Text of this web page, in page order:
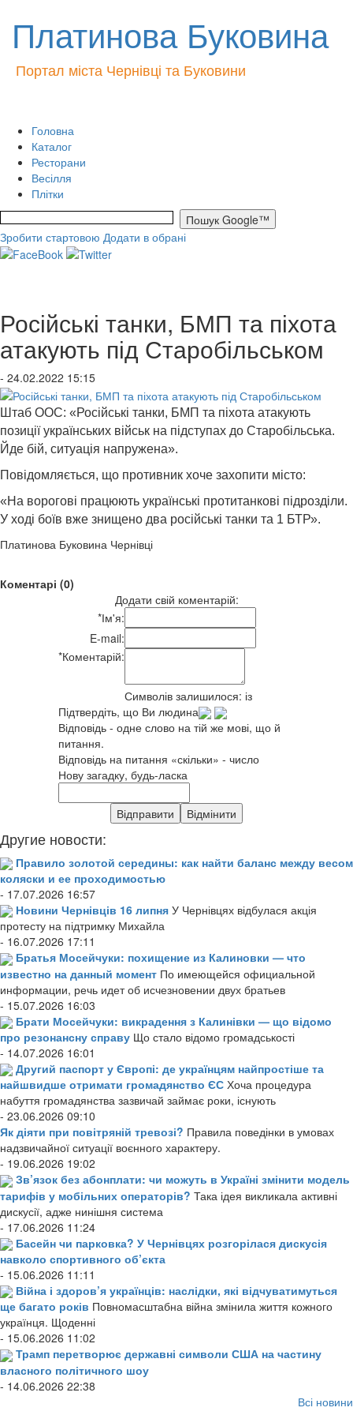
Платинова Буковина
Портал міста Чернівці та Буковини
Головна
Каталог
Ресторани
Весілля
Плітки
Зробити стартовою Додати в обрані
Російські танки, БМП та піхота
атакують під Старобільськом
- 24.02.2022 15:15
Штаб ООС: «Російські танки, БМП та піхота атакують
позиції українських військ на підступах до Старобільська.
Йде бій, ситуація напружена».
Повідомляється, що противник хоче захопити місто:
«На ворогові працюють українські протитанкові підрозділи.
У ході боїв вже знищено два російські танки та 1 БТР».
Платинова Буковина Чернівці
Коментарі (0)
Додати свій коментарій:
*Ім'я:
E-mail:
*Коментарій:
Символів залишилося: із
Підтвердіть, що Ви людина
Відповідь - одне слово на тій же мові, що й
питання.
Відповідь на питання «скільки» - число
Нову загадку, будь-ласка
Другие новости:
Правило золотой середины: как найти баланс между весом
коляски и ее проходимостью
- 17.07.2026 16:57
Новини Чернівців 16 липня У Чернівцях відбулася акція
протесту на підтримку Михайла
- 16.07.2026 17:11
Братья Мосейчуки: похищение из Калиновки — что
известно на данный момент По имеющейся официальной
информации, речь идет об исчезновении двух братьев
- 15.07.2026 16:03
Брати Мосейчуки: викрадення з Калинівки — що відомо
про резонансну справу Що стало відомо громадськості
- 14.07.2026 16:01
Другий паспорт у Європі: де українцям найпростіше та
найшвидше отримати громадянство ЄС Хоча процедура
набуття громадянства зазвичай займає роки, існують
- 23.06.2026 09:10
Як діяти при повітряній тревозі? Правила поведінки в умовах
надзвичайної ситуації воєнного характеру.
- 19.06.2026 19:02
Зв’язок без абонплати: чи можуть в Україні змінити модель
тарифів у мобільних операторів? Така ідея викликала активні
дискусії, адже нинішня система
- 17.06.2026 11:24
Басейн чи парковка? У Чернівцях розгорілася дискусія
навколо спортивного об’єкта
- 15.06.2026 11:11
Війна і здоров’я українців: наслідки, які відчуватимуться
ще багато років Повномасштабна війна змінила життя кожного
українця. Щоденні
- 15.06.2026 11:02
Трамп перетворює державні символи США на частину
власного політичного шоу
- 14.06.2026 22:38
Всі новини